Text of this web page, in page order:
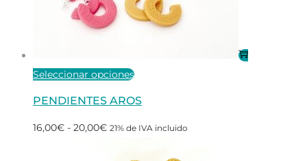
Seleccionar opcionesEste
múltiples
PENDIENTES AROS
16,00€ - 20,00€Rango
21% de IVA incluido